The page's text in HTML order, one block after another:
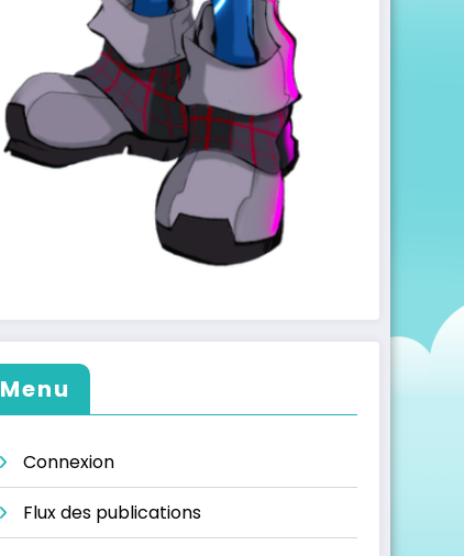
Menu
Connexion
Flux des publications